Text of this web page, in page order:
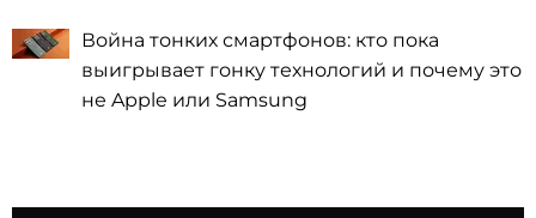
Война тонких смартфонов: кто пока
выигрывает гонку технологий и почему это
не Apple или Samsung